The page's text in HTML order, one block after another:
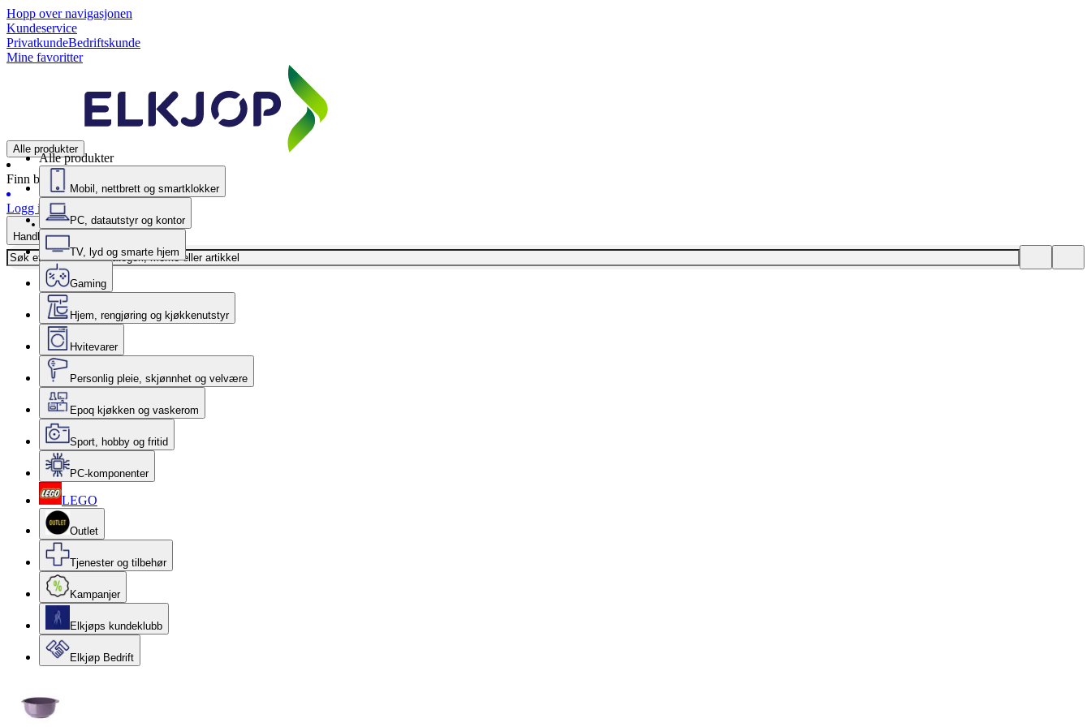
Hopp over navigasjonen
Kundeservice
PrivatkundeBedriftskunde
Mine favoritter
Alle produkter
Finn butikk
Logg inn
Handlekurv
Alle produkter
Mobil, nettbrett og smartklokker
PC, datautstyr og kontor
TV, lyd og smarte hjem
Gaming
Hjem, rengjøring og kjøkkenutstyr
Hvitevarer
Personlig pleie, skjønnhet og velvære
Epoq kjøkken og vaskerom
Sport, hobby og fritid
PC-komponenter
LEGO
Outlet
Tjenester og tilbehør
Kampanjer
Elkjøps kundeklubb
Elkjøp Bedrift